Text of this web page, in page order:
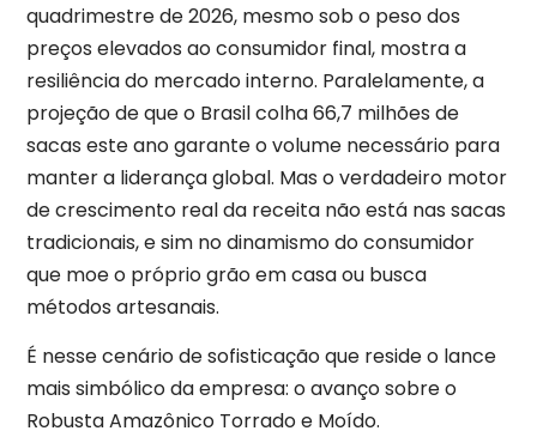
quadrimestre de 2026, mesmo sob o peso dos
preços elevados ao consumidor final, mostra a
resiliência do mercado interno. Paralelamente, a
projeção de que o Brasil colha 66,7 milhões de
sacas este ano garante o volume necessário para
manter a liderança global. Mas o verdadeiro motor
de crescimento real da receita não está nas sacas
tradicionais, e sim no dinamismo do consumidor
que moe o próprio grão em casa ou busca
métodos artesanais.
É nesse cenário de sofisticação que reside o lance
mais simbólico da empresa: o avanço sobre o
Robusta Amazônico Torrado e Moído.